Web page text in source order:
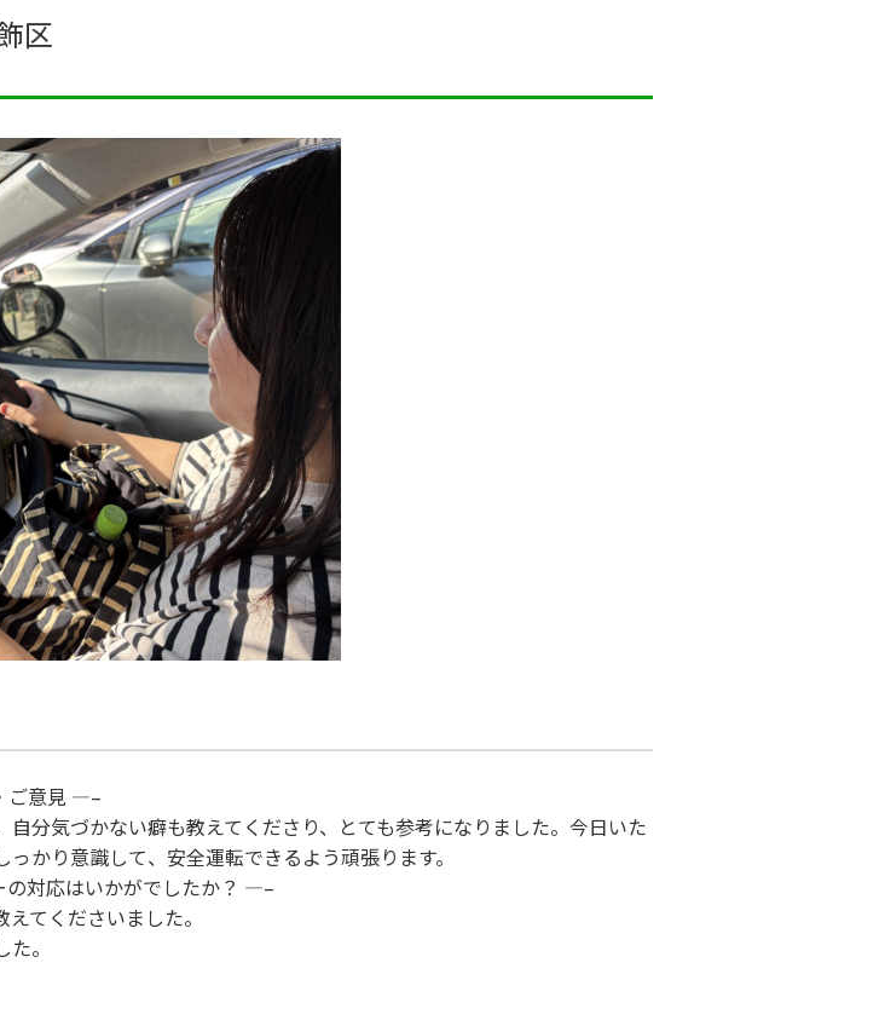
区
ご意見 —–
自分気づかない癖も教えてくださり、とても参考になりました。今日いた
っかり意識して、安全運転できるよう頑張ります。
対応はいかがでしたか？ —–
てくださいました。
。